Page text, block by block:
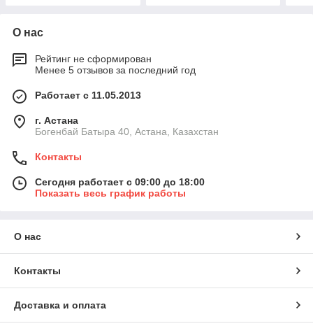
О нас
Рейтинг не сформирован
Менее 5 отзывов за последний год
Работает с 11.05.2013
г. Астана
Богенбай Батыра 40, Астана, Казахстан
Контакты
Сегодня работает с 09:00 до 18:00
Показать весь график работы
О нас
Контакты
Доставка и оплата